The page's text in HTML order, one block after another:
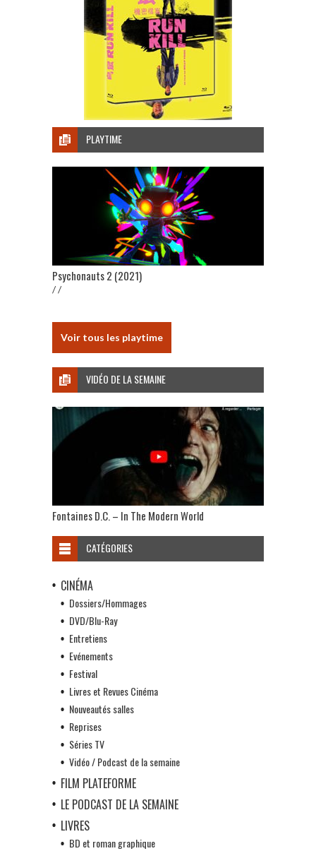
PLAYTIME
Psychonauts 2 (2021)
/ /
Voir tous les playtime
VIDÉO DE LA SEMAINE
Fontaines D.C. – In The Modern World
CATÉGORIES
CINÉMA
Dossiers/Hommages
DVD/Blu-Ray
Entretiens
Evénements
Festival
Livres et Revues Cinéma
Nouveautés salles
Reprises
Séries TV
Vidéo / Podcast de la semaine
FILM PLATEFORME
LE PODCAST DE LA SEMAINE
LIVRES
BD et roman graphique